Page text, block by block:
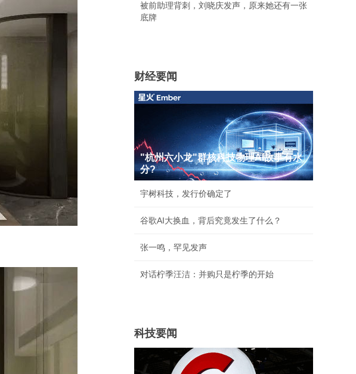
被前助理背刺，刘晓庆发声，原来她还有一张
底牌
财经要闻
"杭州六小龙"群核科技物理AI故事有水
分?
宇树科技，发行价确定了
谷歌AI大换血，背后究竟发生了什么？
张一鸣，罕见发声
对话柠季汪洁：并购只是柠季的开始
科技要闻